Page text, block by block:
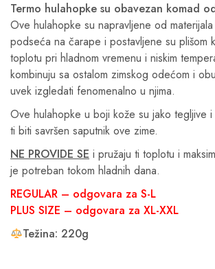
Termo hulahopke su obavezan komad
Ove hulahopke su napravljene od
podseća na čarape i postavljene su plišom
toplotu pri hladnom vremenu i niskim
kombinuju sa ostalom zimskog odećom i
uvek izgledati fenomenalno u njima.
Ove hulahopke u boji kože su jako tegljive
ti biti savršen saputnik ove zime.
NE PROVIDE SE i pružaju ti toplotu i
je potreban tokom hladnih dana.
REGULAR – odgovara za S-L
PLUS SIZE – odgovara za XL-XXL
Težina: 220g